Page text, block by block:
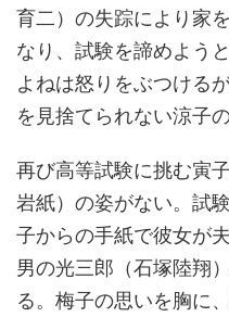
育二）の失踪により家
なり、試験を諦めよう
よねは怒りをぶつける
を見捨てられない涼子
再び高等試験に挑む寅
岩紙）の姿がない。試
子からの手紙で彼女が
男の光三郎（石塚陸翔
る。梅子の思いを胸に